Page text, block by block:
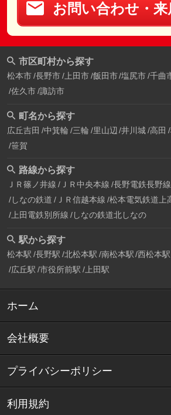
お問い合わせ・来
市区町村から探す
松本市 長野市 上田市 飯田市 塩尻市 千曲
佐久市 諏訪市
町名から探す
広丘吉田 中箕輪 三輪 里山辺 井川城 高田
笹賀
路線から探す
ＪＲ篠ノ井線 ＪＲ中央本線 長野電鉄長野線
しなの鉄道 ＪＲ信越本線 松本電気鉄道上
上田電鉄別所線 しなの鉄道北しなの
駅から探す
松本駅 長野駅 北松本駅 南松本駅 西松本駅
広丘駅 市役所前駅 上田駅
ホーム
会社概要
プライバシーポリシー
利用規約